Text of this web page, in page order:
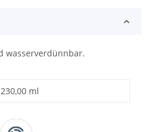
wasserverdünnbar.
230,00 ml